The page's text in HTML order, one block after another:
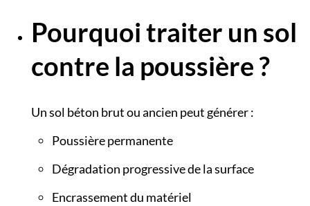
Pourquoi traiter un sol
contre la poussière ?
Un sol béton brut ou ancien peut générer :
Poussière permanente
Dégradation progressive de la surface
Encrassement du matériel